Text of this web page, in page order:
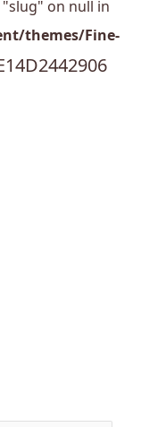
on null in
themes/Fine-